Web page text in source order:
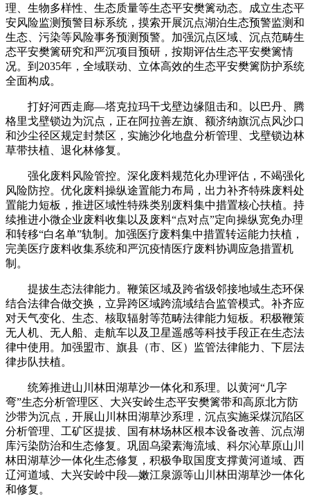
理、生物多样性、生态质量等生态平安樊篱动态。成立生态平
安风险监测预警目标系统，摸索开展沉点湖泊生态预警监测和
生态、污染等风险事务预测预警。加强沉点区域、沉点范畴生
态平安樊篱研究和严沉项目预研，按期评估生态平安樊篱情
况。到2035年，全域联动、立体高效的生态平安樊篱防护系统
全面构成。
打好河西走廊—塔克拉玛干戈壁边缘阻击和。以巴丹、腾
格里戈壁锁边为沉点，正在阿拉善左旗、额济纳旗沉点风沙口
和沙尘径区规定封禁区，实施沙化地盘分析管理、戈壁锁边林
草带扶植、退化林修复。
强化废料风险管控。深化废料规范化办理评估，不竭强化
风险防控。优化废料操纵途置能力布局，出力补齐特殊废料处
置能力短板，推进区域性特殊类别废料集中措置核心扶植。持
续推进小微企业废料收集以及废料“点对点”定向操纵宽免办理
和转移“白名单”轨制。加强医疗废料集中措置转运能力扶植，
完美医疗废料收集系统和严沉疫情医疗废料协调应急措置机
制。
提拔生态法律能力。鞭策区域及跨省级邻接地域生态环保
结合法律合做交换，立异跨区域跨流域结合监管模式。补齐应
对天气变化、生态、核取辐射等范畴法律能力短板。积极鞭策
无人机、无人船、走航车以及卫星遥感等科技手段正在生态法
律中使用。加强盟市、旗县（市、区）监管法律能力、下层法
律步队扶植。
统筹推进山川林田湖草沙一体化和系理。以黄河“几字
弯”生态分析管理区、大兴安岭生态平安樊篱带和高原北方防
沙带为沉点，开展山川林田湖草沙系理，沉点实施采煤沉陷区
分析管理、工矿区提拔、国有林场林区根本设备改善、沉点湖
库污染防治和生态修复。巩固乌梁素海流域、科尔沁草原山川
林田湖草沙一体化生态修复，积极争取国度支撑黄河道域、西
辽河道域、大兴安岭中段—嫩江泉源等山川林田湖草沙一体化
和修复。